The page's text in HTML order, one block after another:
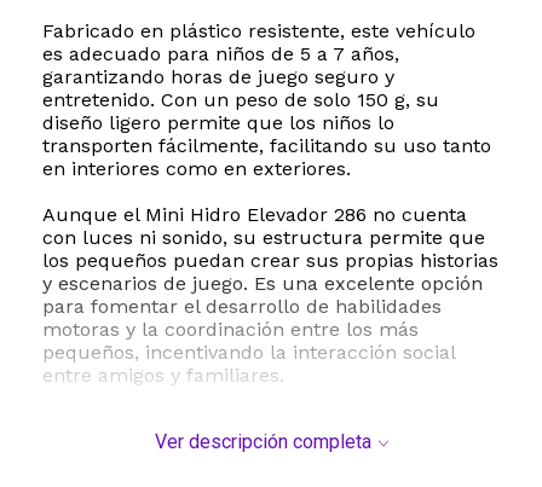
Fabricado en plástico resistente, este vehículo
es adecuado para niños de 5 a 7 años,
garantizando horas de juego seguro y
entretenido. Con un peso de solo 150 g, su
diseño ligero permite que los niños lo
transporten fácilmente, facilitando su uso tanto
en interiores como en exteriores.
Aunque el Mini Hidro Elevador 286 no cuenta
con luces ni sonido, su estructura permite que
los pequeños puedan crear sus propias historias
y escenarios de juego. Es una excelente opción
para fomentar el desarrollo de habilidades
motoras y la coordinación entre los más
pequeños, incentivando la interacción social
entre amigos y familiares.
atractiva para cualquier niño aficionado a los
Ver descripción completa